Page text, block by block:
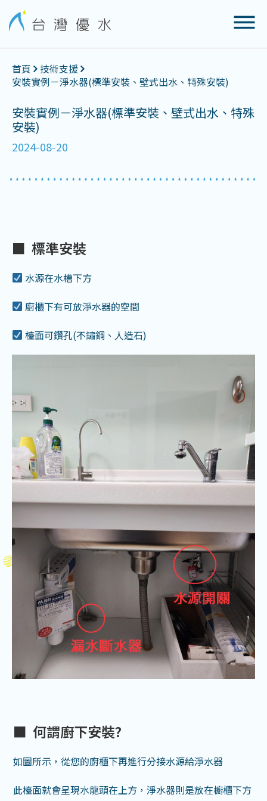
首頁
技術支援
安裝實例－淨水器(標準安裝、壁式出水、特殊安裝)
安裝實例－淨水器(標準安裝、壁式出水、特殊
安裝)
2024-08-20
■ 標準安裝
水源在水槽下方
廚櫃下有可放淨水器的空間
檯面可鑽孔(不鏽鋼、人造石)
■ 何謂廚下安裝?
如圖所示，從您的廚櫃下再進行分接水源給淨水器
此檯面就會呈現水龍頭在上方，淨水器則是放在櫥櫃下方